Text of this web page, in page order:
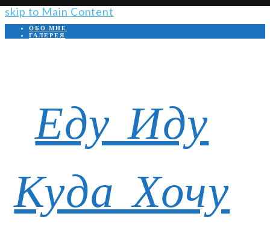
skip to Main Content
ОБО МНЕ
ГАЛЕРЕЯ
Еду Иду
Куда Хочу
Open
Mobile
Menu